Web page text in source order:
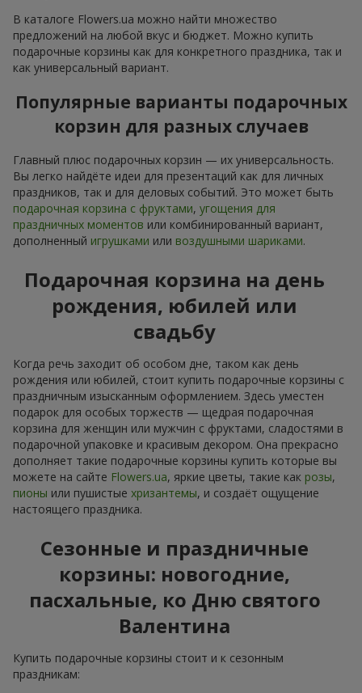
В каталоге Flowers.ua можно найти множество
предложений на любой вкус и бюджет. Можно купить
подарочные корзины как для конкретного праздника, так и
как универсальный вариант.
Популярные варианты подарочных
корзин для разных случаев
Главный плюс подарочных корзин — их универсальность.
Вы легко найдёте идеи для презентаций как для личных
праздников, так и для деловых событий. Это может быть
подарочная корзина с фруктами, угощения для
праздничных моментов или комбинированный вариант,
дополненный игрушками или воздушными шариками.
Подарочная корзина на день
рождения, юбилей или
свадьбу
Когда речь заходит об особом дне, таком как день
рождения или юбилей, стоит купить подарочные корзины с
праздничным изысканным оформлением. Здесь уместен
подарок для особых торжеств — щедрая подарочная
корзина для женщин или мужчин с фруктами, сладостями в
подарочной упаковке и красивым декором. Она прекрасно
дополняет такие подарочные корзины купить которые вы
можете на сайте Flowers.ua, яркие цветы, такие как розы,
пионы или пушистые хризантемы, и создаёт ощущение
настоящего праздника.
Сезонные и праздничные
корзины: новогодние,
пасхальные, ко Дню святого
Валентина
Купить подарочные корзины стоит и к сезонным
праздникам: